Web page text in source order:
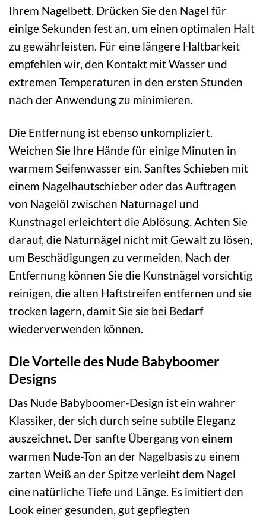
Ihrem Nagelbett. Drücken Sie den Nagel für
einige Sekunden fest an, um einen optimalen Halt
zu gewährleisten. Für eine längere Haltbarkeit
empfehlen wir, den Kontakt mit Wasser und
extremen Temperaturen in den ersten Stunden
nach der Anwendung zu minimieren.
Die Entfernung ist ebenso unkompliziert.
Weichen Sie Ihre Hände für einige Minuten in
warmem Seifenwasser ein. Sanftes Schieben mit
einem Nagelhautschieber oder das Auftragen
von Nagelöl zwischen Naturnagel und
Kunstnagel erleichtert die Ablösung. Achten Sie
darauf, die Naturnägel nicht mit Gewalt zu lösen,
um Beschädigungen zu vermeiden. Nach der
Entfernung können Sie die Kunstnägel vorsichtig
reinigen, die alten Haftstreifen entfernen und sie
trocken lagern, damit Sie sie bei Bedarf
wiederverwenden können.
Die Vorteile des Nude Babyboomer
Designs
Das Nude Babyboomer-Design ist ein wahrer
Klassiker, der sich durch seine subtile Eleganz
auszeichnet. Der sanfte Übergang von einem
warmen Nude-Ton an der Nagelbasis zu einem
zarten Weiß an der Spitze verleiht dem Nagel
eine natürliche Tiefe und Länge. Es imitiert den
Look einer gesunden, gut gepflegten